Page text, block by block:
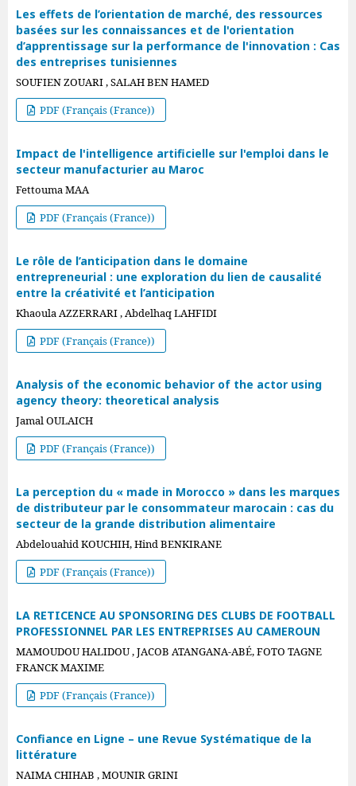
Les effets de l’orientation de marché, des ressources
basées sur les connaissances et de l'orientation
d’apprentissage sur la performance de l'innovation : Cas
des entreprises tunisiennes
SOUFIEN ZOUARI , SALAH BEN HAMED
PDF (Français (France))
Impact de l'intelligence artificielle sur l'emploi dans le
secteur manufacturier au Maroc
Fettouma MAA
PDF (Français (France))
Le rôle de l’anticipation dans le domaine
entrepreneurial : une exploration du lien de causalité
entre la créativité et l’anticipation
Khaoula AZZERRARI , Abdelhaq LAHFIDI
PDF (Français (France))
Analysis of the economic behavior of the actor using
agency theory: theoretical analysis
Jamal OULAICH
PDF (Français (France))
La perception du « made in Morocco » dans les marques
de distributeur par le consommateur marocain : cas du
secteur de la grande distribution alimentaire
Abdelouahid KOUCHIH, Hind BENKIRANE
PDF (Français (France))
LA RETICENCE AU SPONSORING DES CLUBS DE FOOTBALL
PROFESSIONNEL PAR LES ENTREPRISES AU CAMEROUN
MAMOUDOU HALIDOU , JACOB ATANGANA-ABÉ, FOTO TAGNE
FRANCK MAXIME
PDF (Français (France))
Confiance en Ligne – une Revue Systématique de la
littérature
NAIMA CHIHAB , MOUNIR GRINI